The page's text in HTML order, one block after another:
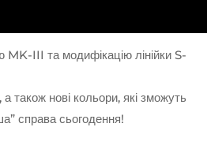
III та модифікацію лінійки S-
також нові кольори, які зможуть
справа сьогодення!